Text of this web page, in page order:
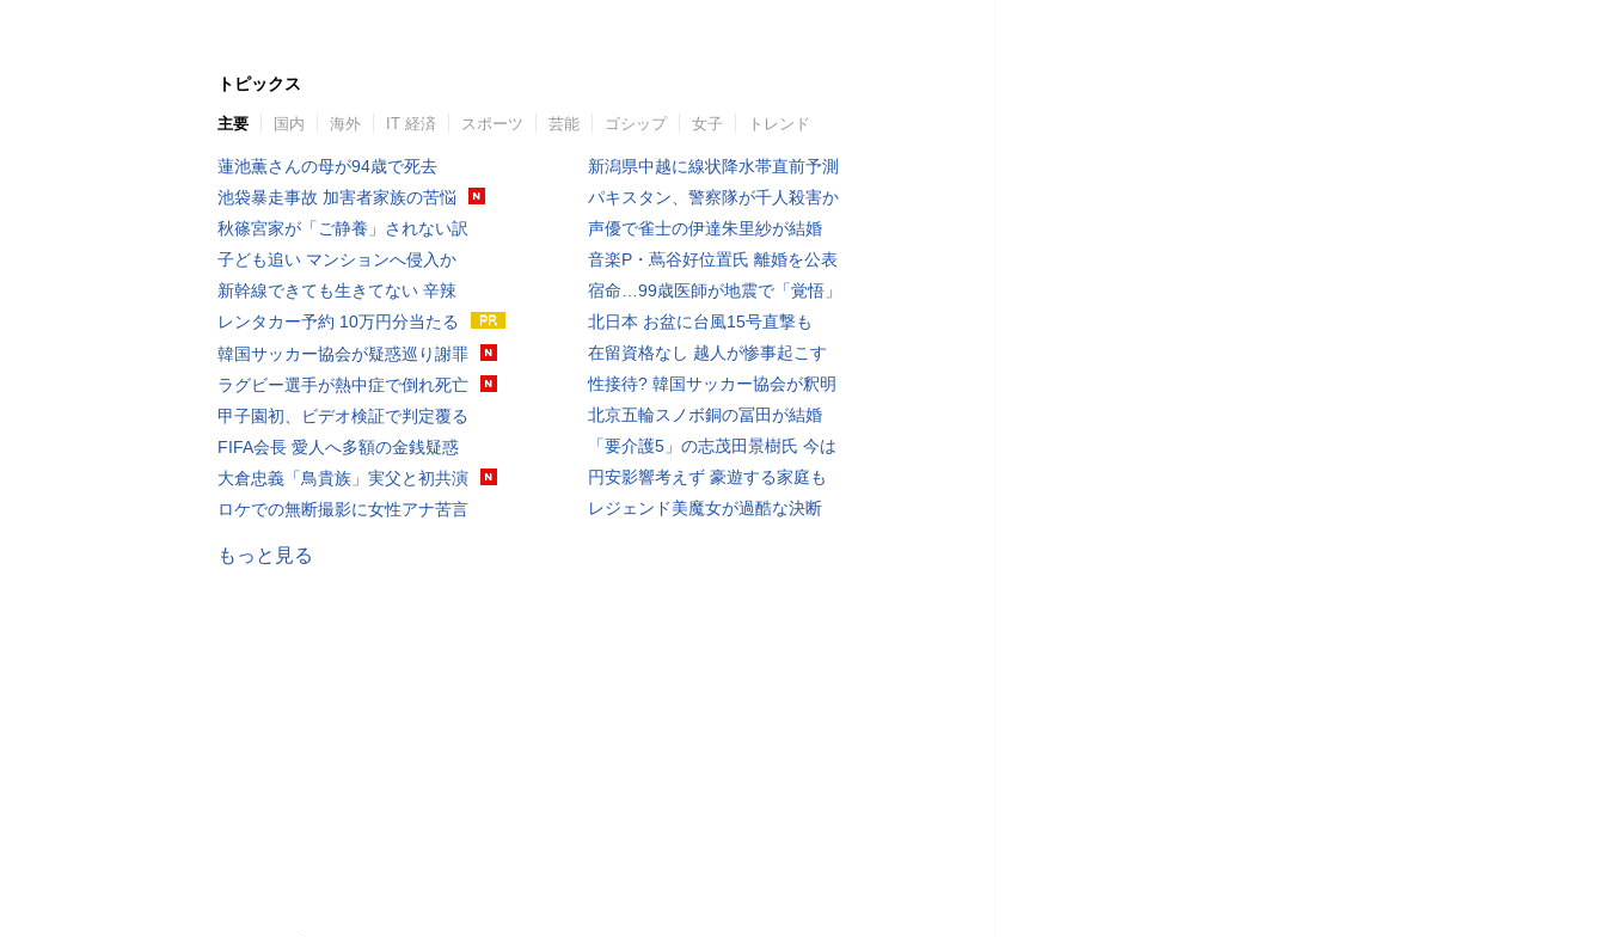
トピックス
主要 国内 海外 IT 経済 スポーツ 芸能 ゴシップ 女子 トレンド
蓮池薫さんの母が94歳で死去
池袋暴走事故 加害者家族の苦悩
秋篠宮家が「ご静養」されない訳
子ども追い マンションへ侵入か
新幹線できても生きてない 辛辣
レンタカー予約 10万円分当たる
韓国サッカー協会が疑惑巡り謝罪
ラグビー選手が熱中症で倒れ死亡
甲子園初、ビデオ検証で判定覆る
FIFA会長 愛人へ多額の金銭疑惑
大倉忠義「鳥貴族」実父と初共演
ロケでの無断撮影に女性アナ苦言
新潟県中越に線状降水帯直前予測
パキスタン、警察隊が千人殺害か
声優で雀士の伊達朱里紗が結婚
音楽P・蔦谷好位置氏 離婚を公表
宿命…99歳医師が地震で「覚悟」
北日本 お盆に台風15号直撃も
在留資格なし 越人が惨事起こす
性接待? 韓国サッカー協会が釈明
北京五輪スノボ銅の冨田が結婚
「要介護5」の志茂田景樹氏 今は
円安影響考えず 豪遊する家庭も
レジェンド美魔女が過酷な決断
もっと見る